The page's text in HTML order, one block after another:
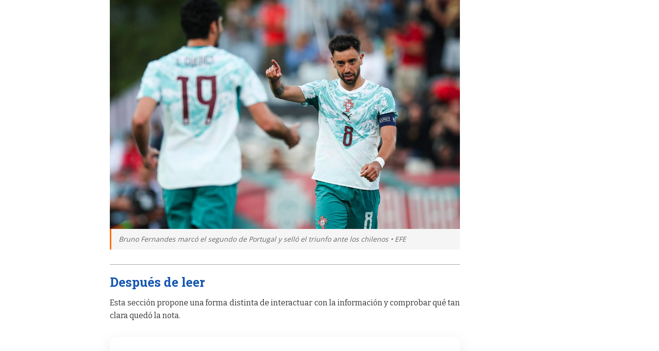
Bruno Fernandes marcó el segundo de Portugal y selló el triunfo ante los chilenos • EFE
Después de leer
Esta sección propone una forma distinta de interactuar con la información y comprobar qué tan
clara quedó la nota.